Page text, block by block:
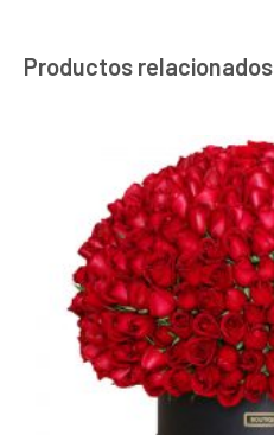
Productos relacionados